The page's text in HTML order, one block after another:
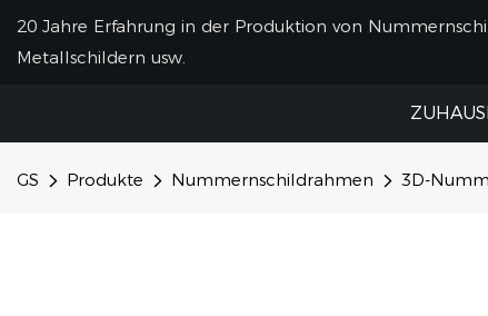
20 Jahre Erfahrung in der Produktion von
Metallschildern usw.
GS Produkte Nummernschildrahmen 3D-